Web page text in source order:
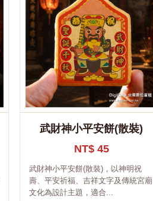
武財神小平安餅(散裝)
NT$ 45
武財神小平安餅(散裝)，以神明祝
壽、平安祈福、吉祥文字及傳統宮廟
文化為設計主題，適合...